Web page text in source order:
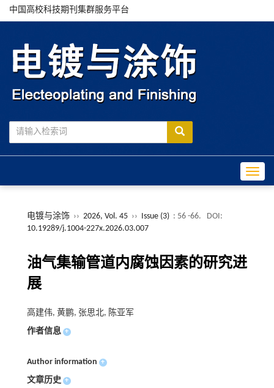
中国高校科技期刊集群服务平台
电镀与涂饰 ›› 2026, Vol. 45 ›› Issue (3) : 56 -66.
DOI:
10.19289/j.1004-227x.2026.03.007
油气集输管道内腐蚀因素的研究进
展
高建伟, 黄鹏, 张思北, 陈亚军
作者信息 +
Author information +
文章历史 +